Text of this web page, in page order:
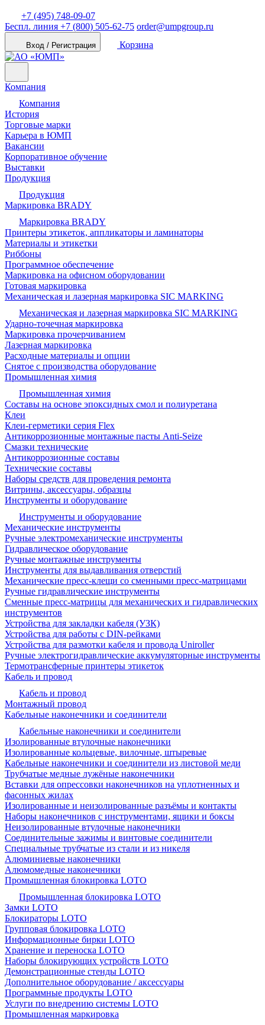
+7 (495) 748-09-07
Беспл. линия +7 (800) 505-62-75 order@umpgroup.ru
Вход / Регистрация Корзина
Компания
Компания
История
Торговые марки
Карьера в ЮМП
Вакансии
Корпоративное обучение
Выставки
Продукция
Продукция
Маркировка BRADY
Маркировка BRADY
Принтеры этикеток, аппликаторы и ламинаторы
Материалы и этикетки
Риббоны
Программное обеспечение
Маркировка на офисном оборудовании
Готовая маркировка
Механическая и лазерная маркировка SIC MARKING
Механическая и лазерная маркировка SIC MARKING
Ударно-точечная маркировка
Маркировка прочерчиванием
Лазерная маркировка
Расходные материалы и опции
Снятое с производства оборудование
Промышленная химия
Промышленная химия
Составы на основе эпоксидных смол и полиуретана
Клеи
Клеи-герметики серия Flex
Антикоррозионные монтажные пасты Anti-Seize
Смазки технические
Антикоррозионные составы
Технические составы
Наборы средств для проведения ремонта
Витрины, аксессуары, образцы
Инструменты и оборудование
Инструменты и оборудование
Механические инструменты
Ручные электромеханические инструменты
Гидравлическое оборудование
Ручные монтажные инструменты
Инструменты для выдавливания отверстий
Механические пресс-клещи со сменными пресс-матрицами
Ручные гидравлические инструменты
Сменные пресс-матрицы для механических и гидравлических
инструментов
Устройства для закладки кабеля (УЗК)
Устройства для работы с DIN-рейками
Устройства для размотки кабеля и провода Uniroller
Ручные электрогидравлические аккумуляторные инструменты
Термотрансферные принтеры этикеток
Кабель и провод
Кабель и провод
Монтажный провод
Кабельные наконечники и соединители
Кабельные наконечники и соединители
Изолированные втулочные наконечники
Изолированные кольцевые, вилочные, штыревые
Кабельные наконечники и соединители из листовой меди
Трубчатые медные лужёные наконечники
Вставки для опрессовки наконечников на уплотненных и
фасонных жилах
Изолированные и неизолированные разъёмы и контакты
Наборы наконечников с инструментами, ящики и боксы
Неизолированные втулочные наконечники
Соединительные зажимы и винтовые соединители
Специальные трубчатые из стали и из никеля
Алюминиевые наконечники
Алюмомедные наконечники
Промышленная блокировка LOTO
Промышленная блокировка LOTO
Замки LOTO
Блокираторы LOTO
Групповая блокировка LOTO
Информационные бирки LOTO
Хранение и переноска LOTO
Наборы блокирующих устройств LOTO
Демонстрационные стенды LOTO
Дополнительное оборудование / аксессуары
Программные продукты LOTO
Услуги по внедрению системы LOTO
Промышленная маркировка